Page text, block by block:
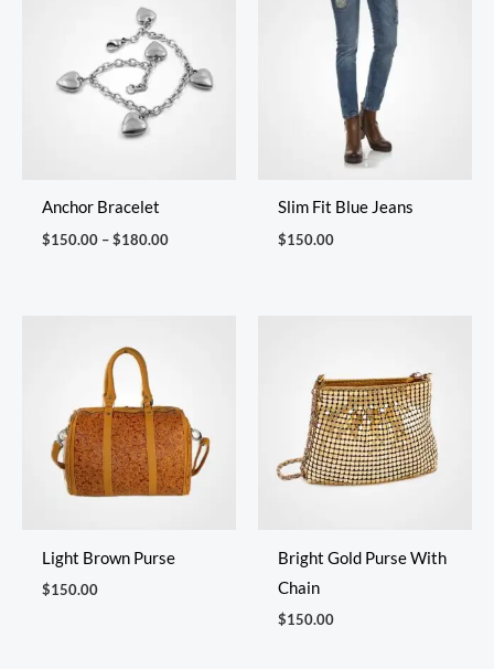
Anchor Bracelet
$150.00 –$180.00
–
$180.00
Slim Fit Blue Jeans
$150.00
Light Brown Purse
$150.00
Bright Gold Purse With
Chain
$150.00